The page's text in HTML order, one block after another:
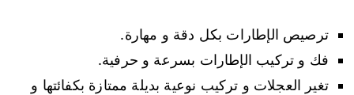
ترصيص الإطارات بكل دقة و مهارة.
فك و تركيب الإطارات بسرعة و حرفية.
تغير العجلات و تركيب نوعية بديلة ممتازة بكفائتها و